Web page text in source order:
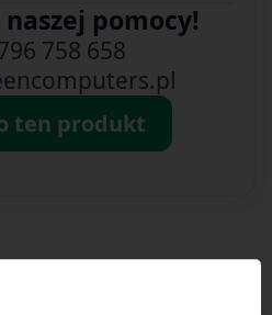
pomocy!
758 658
ten produkt